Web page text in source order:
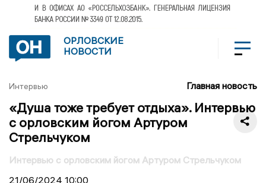
ОРЛОВСКИЕ
НОВОСТИ
Интервью Главная новость
«‎Душа тоже требует отдыха». Интервью
с орловским йогом Артуром
Стрельчуком
Интервью с орловским йогом Артуром Стрельчуком
21/06/2024 10:00